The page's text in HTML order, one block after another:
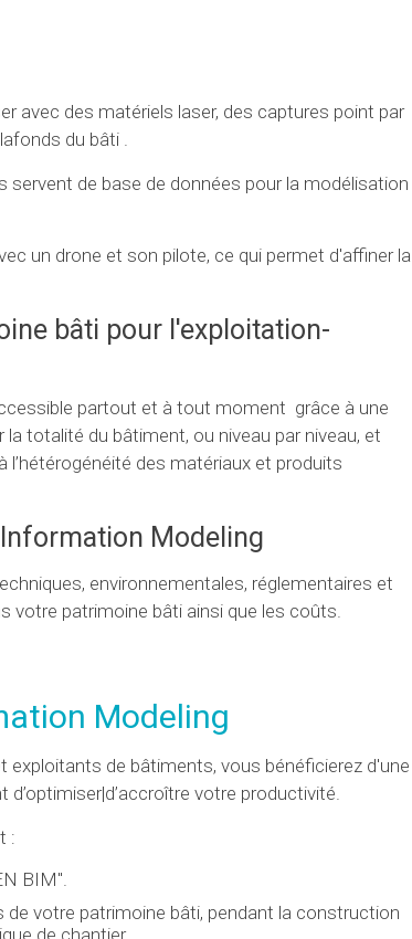
avec des matériels laser, des captures point par
du bâti .
de base de données pour la modélisation
un drone et son pilote, ce qui permet d'affiner la
bâti pour l'exploitation-
partout et à tout moment grâce à une
totalité du bâtiment, ou niveau par niveau, et
des matériaux et produits
Modeling
environnementales, réglementaires et
votre patrimoine bâti ainsi que les coûts.
Modeling
de bâtiments, vous bénéficierez d'une
votre productivité.
:
BIM".
votre patrimoine bâti, pendant la construction
de chantier.